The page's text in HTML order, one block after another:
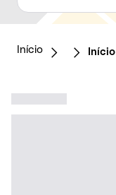
Início Início